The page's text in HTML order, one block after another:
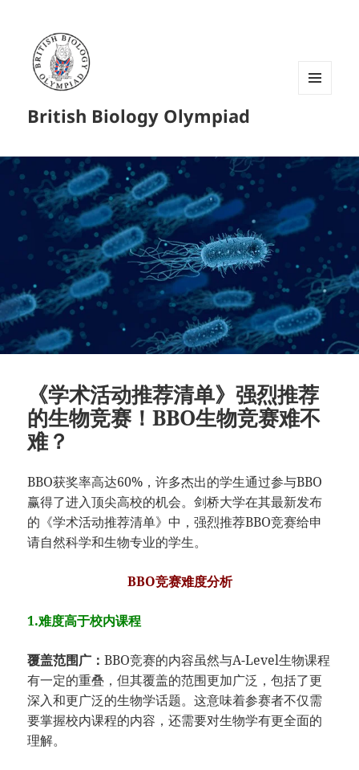
British Biology Olympiad
《学术活动推荐清单》强烈推荐
的生物竞赛！BBO生物竞赛难不
难？
BBO获奖率高达60%，许多杰出的学生通过参与BBO
赢得了进入顶尖高校的机会。剑桥大学在其最新发布
的《学术活动推荐清单》中，强烈推荐BBO竞赛给申
请自然科学和生物专业的学生。
BBO竞赛难度分析
1.难度高于校内课程
覆盖范围广：BBO竞赛的内容虽然与A-Level生物课程
有一定的重叠，但其覆盖的范围更加广泛，包括了更
深入和更广泛的生物学话题。这意味着参赛者不仅需
要掌握校内课程的内容，还需要对生物学有更全面的
理解。